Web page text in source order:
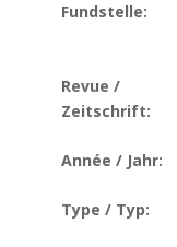
Fundstelle:
Revue /
Zeitschrift:
Année / Jahr:
Type / Typ: